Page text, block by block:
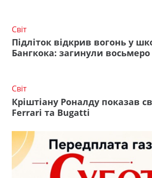
Світ
Підліток відкрив вогонь у
Бангкока: загинули
Світ
Кріштіану Роналду показав
Ferrari та Bugatti